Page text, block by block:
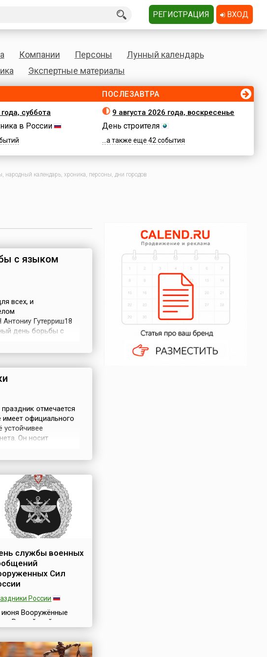
Компании Персоны
Лунный календарь
Экспертные материалы
суббота
в России
ПОСЛЕЗАВТРА
9 августа 2026 года, воскресенье
День строителя
...а также еще 42 события
календарь, хроника, персоны, дни городов
с языком
всех, и
Гутерриш18
день борьбы с
отмечается
официального
устойчивее
Он носит
службы военных
Сил
России
июня Вооружённые
Российской
службы военных
РЕГИСТРАЦИЯ ВХОД